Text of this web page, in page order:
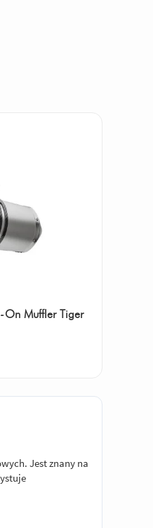
On Muffler Tiger
Jest znany na